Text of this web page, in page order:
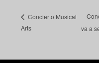
Concierto Musical
Arts
va a